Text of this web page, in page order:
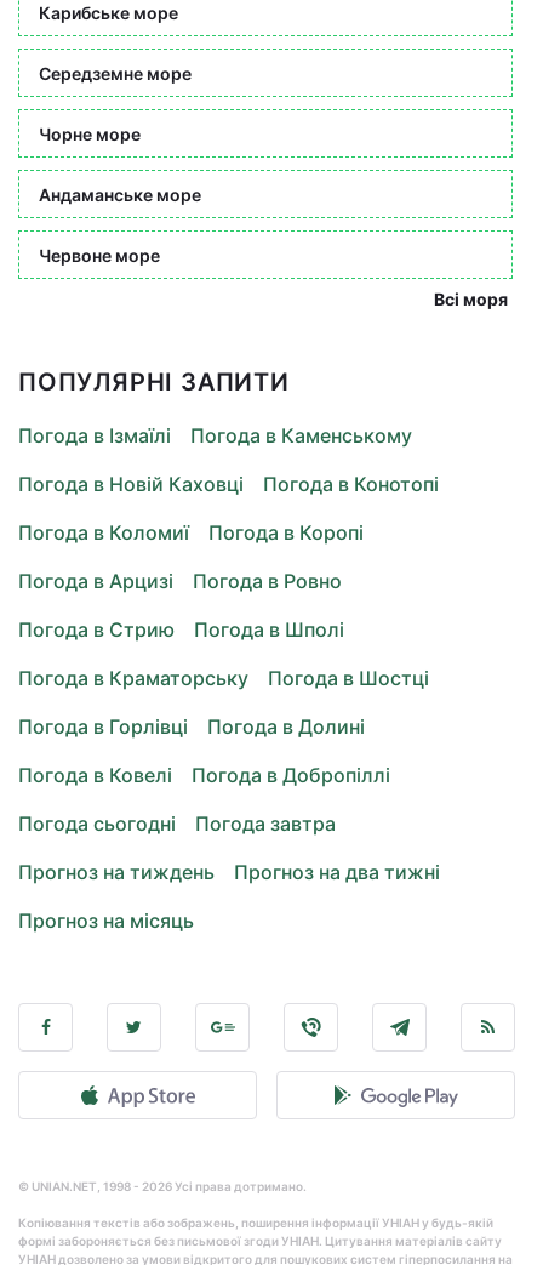
Карибське море
Середземне море
Чорне море
Андаманське море
Червоне море
Всі моря
ПОПУЛЯРНІ ЗАПИТИ
Погода в Ізмаїлі
Погода в Каменському
Погода в Новій Каховці
Погода в Конотопі
Погода в Коломиї
Погода в Коропі
Погода в Арцизі
Погода в Ровно
Погода в Стрию
Погода в Шполі
Погода в Краматорську
Погода в Шостці
Погода в Горлівці
Погода в Долині
Погода в Ковелі
Погода в Добропіллі
Погода сьогодні
Погода завтра
Прогноз на тиждень
Прогноз на два тижні
Прогноз на місяць
© UNIAN.NET, 1998 - 2026 Усі права дотримано.
Копіювання текстів або зображень, поширення інформації УНІАН у будь-якій
формі забороняється без письмової згоди УНІАН. Цитування матеріалів сайту
УНІАН дозволено за умови відкритого для пошукових систем гіперпосилання на